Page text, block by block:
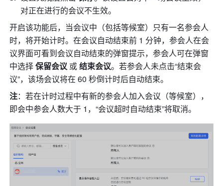
对正在进行的会议不生效。
开启该功能后，当会议中（包括等候室）只有一名参会人
时，将开始计时。在会议自动结束前 1 分钟，参会人在会
议界面可看到会议自动结束的弹窗提示，参会人可在弹窗
中选择 保留会议 或 结束会议。若参会人未点击“结束会
议”，该场会议将在 60 秒倒计时后自动结束。
注：若在计时过程中有新的参会人加入会议（等候室），
即会中参会人数大于 1，“会议超时自动结束”将取消。